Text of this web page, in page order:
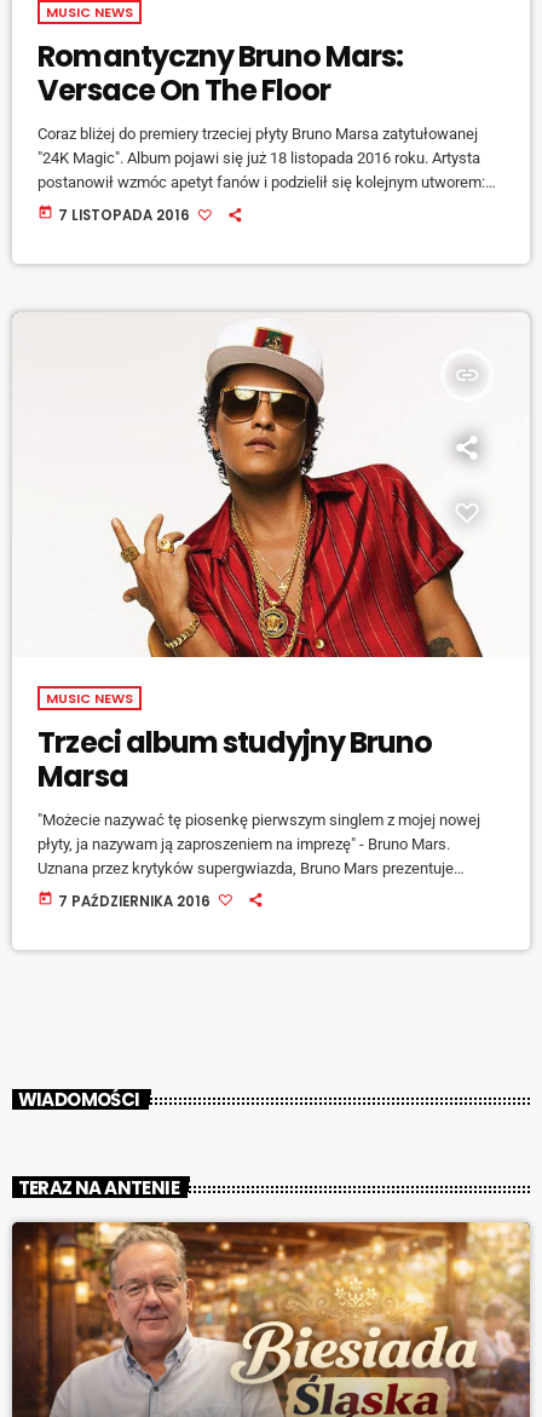
MUSIC NEWS
Romantyczny Bruno Mars:
Versace On The Floor
Coraz bliżej do premiery trzeciej płyty Bruno Marsa zatytułowanej
"24K Magic". Album pojawi się już 18 listopada 2016 roku. Artysta
postanowił wzmóc apetyt fanów i podzielił się kolejnym utworem:
"Versace On The Floor". W odróżnieniu od już znanej, mocno
today 7 LISTOPADA 2016
insert_link
MUSIC NEWS
Trzeci album studyjny Bruno
Marsa
"Możecie nazywać tę piosenkę pierwszym singlem z mojej nowej
płyty, ja nazywam ją zaproszeniem na imprezę" - Bruno Mars.
Uznana przez krytyków supergwiazda, Bruno Mars prezentuje
pierwszy od prawie czterech lat solowy utwór. Napisany i
today 7 PAŹDZIERNIKA 2016
WIADOMOŚCI
TERAZ NA ANTENIE